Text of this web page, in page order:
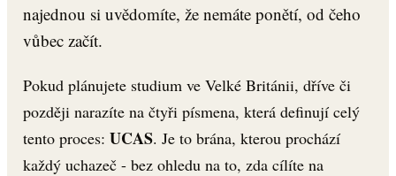
najednou si uvědomíte, že nemáte ponětí, od čeho
vůbec začít.
Pokud plánujete studium ve Velké Británii, dříve či
později narazíte na čtyři písmena, která definují celý
tento proces: UCAS. Je to brána, kterou prochází
každý uchazeč - bez ohledu na to, zda cílíte na